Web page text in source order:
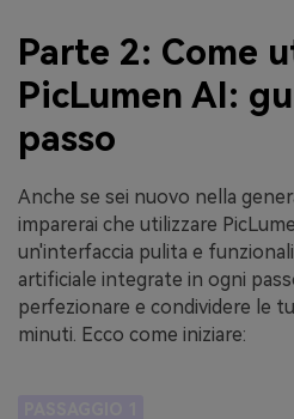
Parte 2: Come
PicLumen AI:
passo
Anche se sei nuovo nella
imparerai che utilizzare
un'interfaccia pulita e
artificiale integrate in ogni
perfezionare e condividere le
minuti. Ecco come iniziare: